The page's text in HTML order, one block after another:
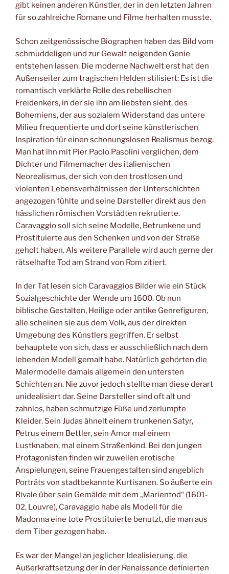
gibt keinen anderen Künstler, der in den letzten Jahren
für so zahlreiche Romane und Filme herhalten musste.
Schon zeitgenössische Biographen haben das Bild vom
schmuddeligen und zur Gewalt neigenden Genie
entstehen lassen. Die moderne Nachwelt erst hat den
Außenseiter zum tragischen Helden stilisiert: Es ist die
romantisch verklärte Rolle des rebellischen
Freidenkers, in der sie ihn am liebsten sieht, des
Bohemiens, der aus sozialem Widerstand das untere
Milieu frequentierte und dort seine künstlerischen
Inspiration für einen schonungslosen Realismus bezog.
Man hat ihn mit Pier Paolo Pasolini verglichen, dem
Dichter und Filmemacher des italienischen
Neorealismus, der sich von den trostlosen und
violenten Lebensverhältnissen der Unterschichten
angezogen fühlte und seine Darsteller direkt aus den
hässlichen römischen Vorstädten rekrutierte.
Caravaggio soll sich seine Modelle, Betrunkene und
Prostituierte aus den Schenken und von der Straße
geholt haben. Als weitere Parallele wird auch gerne der
rätselhafte Tod am Strand von Rom zitiert.
In der Tat lesen sich Caravaggios Bilder wie ein Stück
Sozialgeschichte der Wende um 1600. Ob nun
biblische Gestalten, Heilige oder antike Genrefiguren,
alle scheinen sie aus dem Volk, aus der direkten
Umgebung des Künstlers gegriffen. Er selbst
behauptete von sich, dass er ausschließlich nach dem
lebenden Modell gemalt habe. Natürlich gehörten die
Malermodelle damals allgemein den untersten
Schichten an. Nie zuvor jedoch stellte man diese derart
unidealisiert dar. Seine Darsteller sind oft alt und
zahnlos, haben schmutzige Füße und zerlumpte
Kleider. Sein Judas ähnelt einem trunkenen Satyr,
Petrus einem Bettler, sein Amor mal einem
Lustknaben, mal einem Straßenkind. Bei den jungen
Protagonisten finden wir zuweilen erotische
Anspielungen, seine Frauengestalten sind angeblich
Porträts von stadtbekannte Kurtisanen. So äußerte ein
Rivale über sein Gemälde mit dem „Marientod“ (1601-
02, Louvre), Caravaggio habe als Modell für die
Madonna eine tote Prostituierte benutzt, die man aus
dem Tiber gezogen habe.
Es war der Mangel an jeglicher Idealisierung, die
Außerkraftsetzung der in der Renaissance definierten